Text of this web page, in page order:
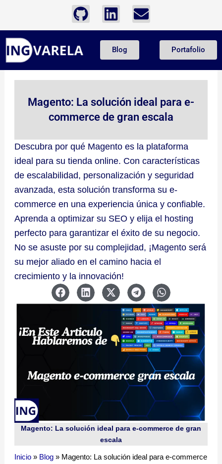
contenido
G
i
t
h
u
L
i
n
k
e
i
n
E
n
l
p
e
Blog Portafolio
Magento: La solución ideal para e-
commerce de gran escala
Descubra por qué Magento es la plataforma
ideal para su tienda online. Con características
de escalabilidad, personalización y seguridad
avanzada, esta solución transforma su e-
commerce en una experiencia única y confiable.
Aprenda a optimizar su SEO y elija el hosting
perfecto para garantizar el éxito de su negocio.
No se asuste por su complejidad, ¡Magento será
su mejor aliado en el camino hacia el
crecimiento y la innovación!
Magento: La solución ideal para e-commerce de gran
escala
Inicio» Blog» Magento: La solución ideal para e-commerce